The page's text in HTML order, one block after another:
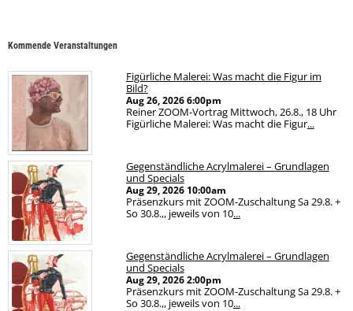
Kommende Veranstaltungen
Figürliche Malerei: Was macht die Figur im
Bild?
Aug 26, 20266:00pm
Reiner ZOOM-Vortrag Mittwoch, 26.8., 18 Uhr
Figürliche Malerei: Was macht die Figur...
Gegenständliche Acrylmalerei – Grundlagen
und Specials
Aug 29, 2026 10:00am
Präsenzkurs mit ZOOM-Zuschaltung Sa 29.8. +
So 30.8.,, jeweils von 10...
Gegenständliche Acrylmalerei – Grundlagen
und Specials
Aug 29, 20262:00pm
Präsenzkurs mit ZOOM-Zuschaltung Sa 29.8. +
So 30.8.,, jeweils von 10...